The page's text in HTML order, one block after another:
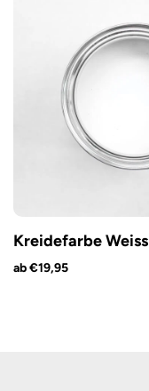
Kreidefarbe Weiss
ab €19,95